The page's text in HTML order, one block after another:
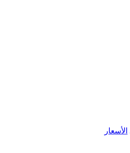
الأسعار